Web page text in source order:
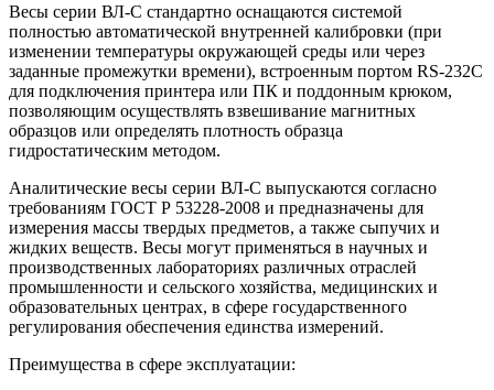
Весы серии ВЛ-С стандартно оснащаются системой
полностью автоматической внутренней калибровки (при
изменении температуры окружающей среды или через
заданные промежутки времени), встроенным портом RS-232C
для подключения принтера или ПК и поддонным крюком,
позволяющим осуществлять взвешивание магнитных
образцов или определять плотность образца
гидростатическим методом.
Аналитические весы серии ВЛ-С выпускаются согласно
требованиям ГОСТ Р 53228-2008 и предназначены для
измерения массы твердых предметов, а также сыпучих и
жидких веществ. Весы могут применяться в научных и
производственных лабораториях различных отраслей
промышленности и сельского хозяйства, медицинских и
образовательных центрах, в сфере государственного
регулирования обеспечения единства измерений.
Преимущества в сфере эксплуатации: